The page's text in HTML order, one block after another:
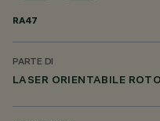
RA47
PARTE DI
LASER ORIENTABILE